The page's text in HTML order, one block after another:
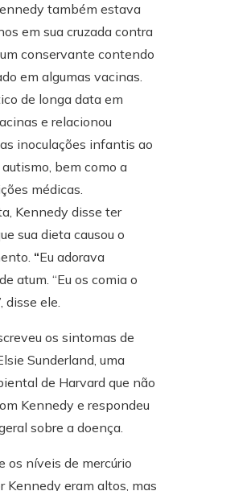
também estava
em sua cruzada contra
conservante contendo
em algumas vacinas.
de longa data em
e relacionou
inoculações infantis ao
bem como a
médicas.
Kennedy disse ter
sua dieta causou o
“Eu adorava
atum. “Eu os comia o
disse ele.
os sintomas de
Sunderland, uma
de Harvard que não
Kennedy e respondeu
sobre a doença.
os níveis de mercúrio
Kennedy eram altos, mas